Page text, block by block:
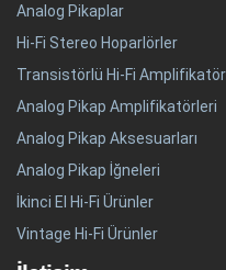
Analog Pikaplar
Hi-Fi Stereo Hoparlörler
Transistörlü Hi-Fi
Analog Pikap Amplifikatörleri
Analog Pikap Aksesuarları
Analog Pikap İğneleri
İkinci El Hi-Fi Ürünler
Vintage Hi-Fi Ürünler